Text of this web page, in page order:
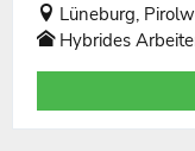
Lüneburg,
Hybrides